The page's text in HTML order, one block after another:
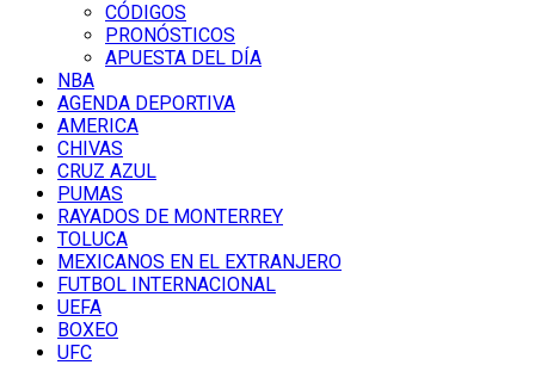
CÓDIGOS
PRONÓSTICOS
APUESTA DEL DÍA
NBA
AGENDA DEPORTIVA
AMERICA
CHIVAS
CRUZ AZUL
PUMAS
RAYADOS DE MONTERREY
TOLUCA
MEXICANOS EN EL EXTRANJERO
FUTBOL INTERNACIONAL
UEFA
BOXEO
UFC